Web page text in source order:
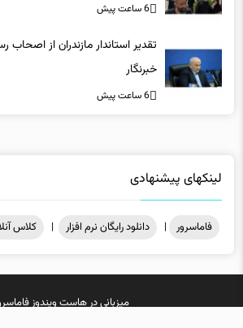
6 ساعت پیش
تقدیر استاندار مازندران از اصحاب
خبرنگار
6 ساعت پیش
لینکهای پیشنهادی
فاماسرور | دانلود رایگان نرم افزار | کلاس
میزبانی درهاست ویندوز